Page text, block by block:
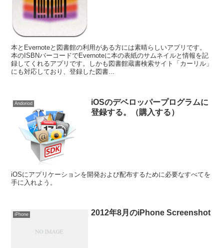
本とEvernoteと図書館の利用がある方には素晴らしいアプリです。
本のISBNバーコードでEvernoteに本の表紙のサムネイルと情報を記
録してくれるアプリです。しかも図書館蔵書検索サイト「カーリル」
にも対応しており、登録した図書...
Andoriod
iOSのデベロッパープログラムに
登録する。（購入する）
iOSにアプリケーションを開発および配布するために必要なすべてを
手に入れよう。
iPhone 2012年8月のiPhone Screenshot